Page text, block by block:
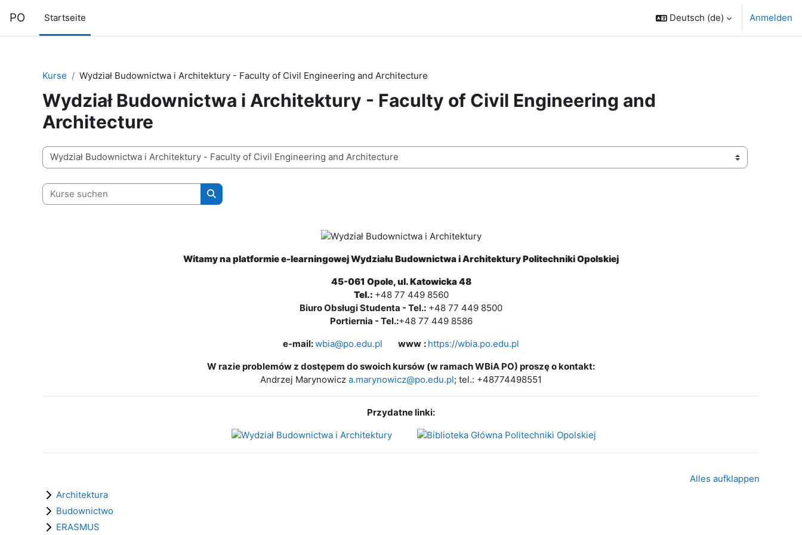
PO Startseite Deutsch ‎(de)‎ Anmelden
Kurse Wydział Budownictwa i Architektury - Faculty of Civil Engineering and Architecture
Wydział Budownictwa i Architektury - Faculty of Civil Engineering and
Architecture
Kursbereiche
Kurse suchen
Kurse suchen
Witamy na platformie e-learningowej Wydziału Budownictwa i Architektury Politechniki Opolskiej
45-061 Opole, ul. Katowicka 48
Tel.: +48 77 449 8560
Biuro Obsługi Studenta - Tel.: +48 77 449 8500
Portiernia - Tel.:+48 77 449 8586
e-mail:wbia@​po.​edu.​pl www : https://wbia.po.edu.pl
W razie problemów z dostępem do swoich kursów (w ramach WBiA PO) proszę o kontakt:
Andrzej Marynowicz a.marynowicz@po.edu.pl; tel.: +48774498551
Przydatne linki:
Alles aufklappen
Architektura
Budownictwo
ERASMUS